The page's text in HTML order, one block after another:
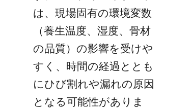
は、現場固有の環境変数
（養生温度、湿度、骨材
の品質）の影響を受けや
すく、時間の経過ととも
にひび割れや漏れの原因
となる可能性がありま